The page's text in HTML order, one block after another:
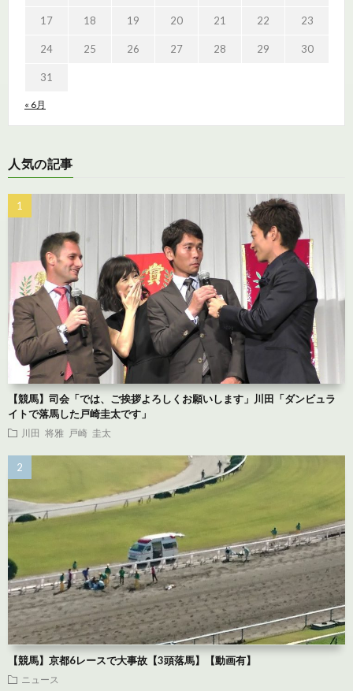
« 6月
17 18 19 20 21 22 23
24 25 26 27 28 29 30
31
人気の記事
【競馬】司会「では、ご挨拶よろしくお願いします」川田「ダンビュラ
イトで落馬した戸崎圭太です」
川田 将雅 戸崎 圭太
【競馬】京都6レースで大事故【3頭落馬】【動画有】
ニュース